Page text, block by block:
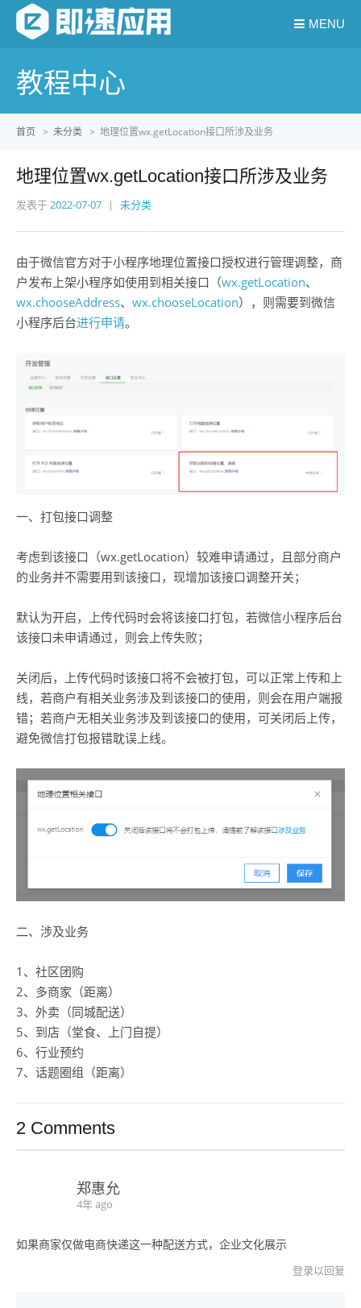
MENU
教程中心
首页 > 未分类 > 地理位置wx.getLocation接口所涉及业务
地理位置wx.getLocation接口所涉及业务
发表于2022-07-07 未分类
由于微信官方对于小程序地理位置接口授权进行管理调整，商
户发布上架小程序如使用到相关接口（wx.getLocation、
wx.chooseAddress、 wx.chooseLocation），则需要到微信
小程序后台进行申请。
一、打包接口调整
考虑到该接口（wx.getLocation）较难申请通过，且部分商户
的业务并不需要用到该接口，现增加该接口调整开关；
默认为开启，上传代码时会将该接口打包，若微信小程序后台
该接口未申请通过，则会上传失败；
关闭后，上传代码时该接口将不会被打包，可以正常上传和上
线，若商户有相关业务涉及到该接口的使用，则会在用户端报
错；若商户无相关业务涉及到该接口的使用，可关闭后上传，
避免微信打包报错耽误上线。
二、涉及业务
1、社区团购
2、多商家（距离）
3、外卖（同城配送）
5、到店（堂食、上门自提）
6、行业预约
7、话题圈组（距离）
2 Comments
郑惠允
4年 ago
如果商家仅做电商快递这一种配送方式，企业文化展示
登录以回复